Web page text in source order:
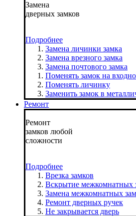
Замена
дверных замков
Подробнее
Замена личинки замка
Замена врезного замка
Замена почтового замка
Поменять замок на
Поменять личинку
Заменить замок в
Ремонт
Ремонт
замков любой
сложности
Подробнее
Врезка замков
Вскрытие межкомнатных
Замена межкомнатных
Ремонт дверных ручек
Не закрывается дверь